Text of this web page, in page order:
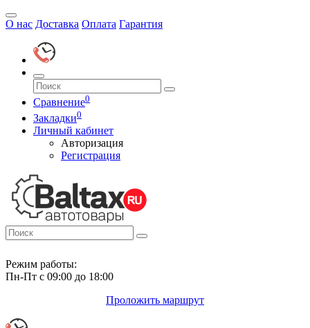
О нас Доставка Оплата Гарантия
Сравнение0
Закладки0
Личный кабинет
Авторизация
Регистрация
Режим работы:
Пн-Пт с 09:00 до 18:00
Проложить маршрут